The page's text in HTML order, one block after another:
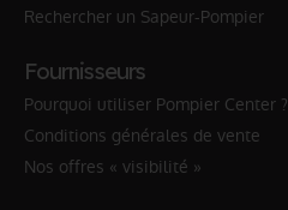
Rechercher un Sapeur-Pompier
Fournisseurs
Pourquoi utiliser Pompier Center ?
Conditions générales de vente
Nos offres « visibilité »